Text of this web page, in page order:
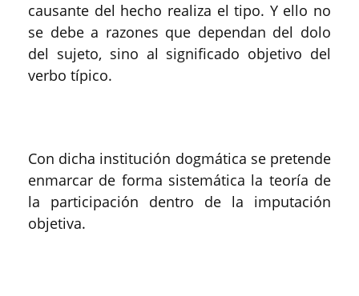
causante del hecho realiza el tipo. Y ello no
se debe a razones que dependan del dolo
del sujeto, sino al significado objetivo del
verbo típico.
Con dicha institución dogmática se pretende
enmarcar de forma sistemática la teoría de
la participación dentro de la imputación
objetiva.